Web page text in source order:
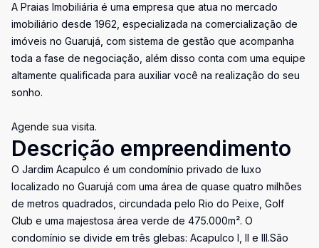
A Praias Imobiliária é uma empresa que atua no mercado
imobiliário desde 1962, especializada na comercialização de
imóveis no Guarujá, com sistema de gestão que acompanha
toda a fase de negociação, além disso conta com uma equipe
altamente qualificada para auxiliar você na realização do seu
sonho.
Agende sua visita.
Descrição empreendimento
O Jardim Acapulco é um condomínio privado de luxo
localizado no Guarujá com uma área de quase quatro milhões
de metros quadrados, circundada pelo Rio do Peixe, Golf
Club e uma majestosa área verde de 475.000m². O
condomínio se divide em três glebas: Acapulco I, II e III.São